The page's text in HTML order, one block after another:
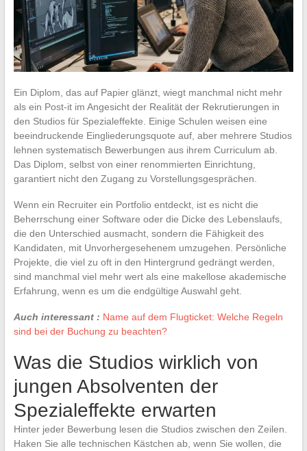
Ein Diplom, das auf Papier glänzt, wiegt manchmal nicht mehr
als ein Post-it im Angesicht der Realität der Rekrutierungen in
den Studios für Spezialeffekte. Einige Schulen weisen eine
beeindruckende Eingliederungsquote auf, aber mehrere Studios
lehnen systematisch Bewerbungen aus ihrem Curriculum ab.
Das Diplom, selbst von einer renommierten Einrichtung,
garantiert nicht den Zugang zu Vorstellungsgesprächen.
Wenn ein Recruiter ein Portfolio entdeckt, ist es nicht die
Beherrschung einer Software oder die Dicke des Lebenslaufs,
die den Unterschied ausmacht, sondern die Fähigkeit des
Kandidaten, mit Unvorhergesehenem umzugehen. Persönliche
Projekte, die viel zu oft in den Hintergrund gedrängt werden,
sind manchmal viel mehr wert als eine makellose akademische
Erfahrung, wenn es um die endgültige Auswahl geht.
Auch interessant : Name auf dem Flugticket: Welche Regeln
sind bei der Buchung zu beachten?
Was die Studios wirklich von
jungen Absolventen der
Spezialeffekte erwarten
Hinter jeder Bewerbung lesen die Studios zwischen den Zeilen.
Haken Sie alle technischen Kästchen ab, wenn Sie wollen, die